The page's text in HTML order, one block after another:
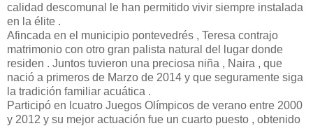
calidad descomunal le han permitido vivir siempre instalada
en la élite .
Afincada en el municipio pontevedrés , Teresa contrajo
matrimonio con otro gran palista natural del lugar donde
residen . Juntos tuvieron una preciosa niña , Naira , que
nació a primeros de Marzo de 2014 y que seguramente siga
la tradición familiar acuática .
Participó en lcuatro Juegos Olímpicos de verano entre 2000
y 2012 y su mejor actuación fue un cuarto puesto , obtenido